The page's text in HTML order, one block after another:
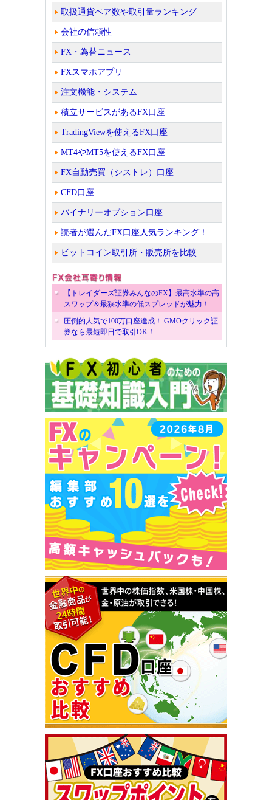
取扱通貨ペア数や取引量ランキング
会社の信頼性
FX・為替ニュース
FXスマホアプリ
注文機能・システム
積立サービスがあるFX口座
TradingViewを使えるFX口座
MT4やMT5を使えるFX口座
FX自動売買（シストレ）口座
CFD口座
バイナリーオプション口座
読者が選んだFX口座人気ランキング！
ビットコイン取引所・販売所を比較
【トレイダーズ証券みんなのFX】最高水準の高
スワップ＆最狭水準の低スプレッドが魅力！
圧倒的人気で100万口座達成！ GMOクリック証
券なら最短即日で取引OK！